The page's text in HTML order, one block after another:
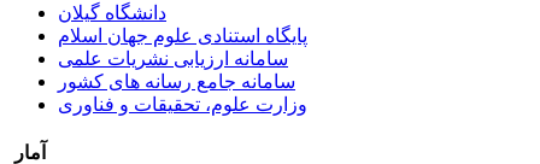
دانشگاه گیلان
پایگاه استنادی علوم جهان اسلام
سامانه ارزیابی نشریات علمی
سامانه جامع رسانه های کشور
وزارت علوم، تحقیقات و فناوری
آمار